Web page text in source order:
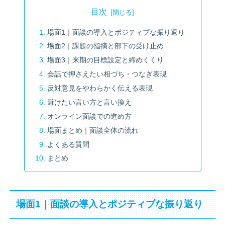
目次
場面1｜面談の導入とポジティブな振り返り
場面2｜課題の指摘と部下の受け止め
場面3｜来期の目標設定と締めくくり
会話で押さえたい相づち・つなぎ表現
反対意見をやわらかく伝える表現
避けたい言い方と言い換え
オンライン面談での進め方
場面まとめ｜面談全体の流れ
よくある質問
まとめ
場面1｜面談の導入とポジティブな振り返り